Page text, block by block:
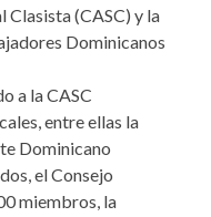
(CASC) y la
Dominicanos
a la CASC
entre ellas la
Dominicano
el Consejo
miembros, la